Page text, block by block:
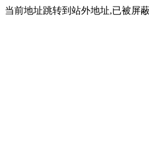
当前地址跳转到站外地址,已被屏